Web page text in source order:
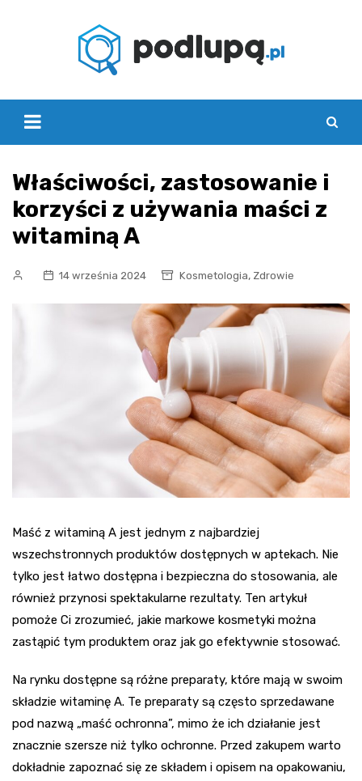
Właściwości, zastosowanie i
korzyści z używania maści z
witaminą A
14 września 2024 Kosmetologia, Zdrowie
Maść z witaminą A jest jednym z najbardziej
wszechstronnych produktów dostępnych w aptekach. Nie
tylko jest łatwo dostępna i bezpieczna do stosowania, ale
również przynosi spektakularne rezultaty. Ten artykuł
pomoże Ci zrozumieć, jakie markowe kosmetyki można
zastąpić tym produktem oraz jak go efektywnie stosować.
Na rynku dostępne są różne preparaty, które mają w swoim
składzie witaminę A. Te preparaty są często sprzedawane
pod nazwą „maść ochronna”, mimo że ich działanie jest
znacznie szersze niż tylko ochronne. Przed zakupem warto
dokładnie zapoznać się ze składem i opisem na opakowaniu,